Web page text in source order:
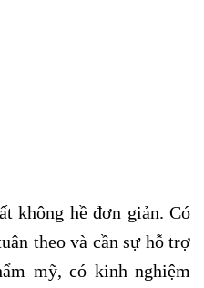
không hề đơn giản. Có
theo và cần sự hỗ trợ
mỹ, có kinh nghiệm